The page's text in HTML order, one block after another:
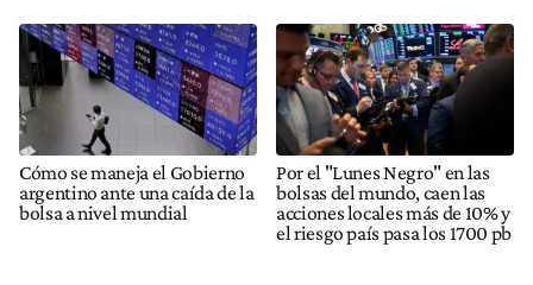
Cómo se maneja el Gobierno
argentino ante una caída de la
bolsa a nivel mundial
Por el "Lunes Negro" en las
bolsas del mundo, caen las
acciones locales más de 10% y
el riesgo país pasa los 1700 pb